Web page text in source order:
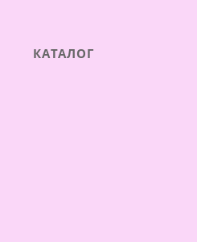
КАТАЛОГ